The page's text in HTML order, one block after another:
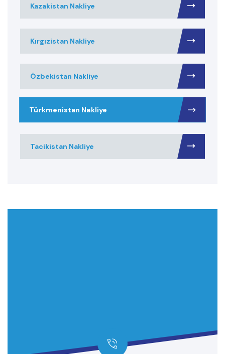
Kazakistan Nakliye
Kırgızistan Nakliye
Özbekistan Nakliye
Türkmenistan Nakliye
Tacikistan Nakliye